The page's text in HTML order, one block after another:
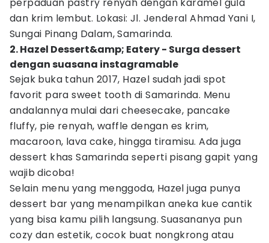
dan krim lembut. Lokasi: Jl. Jenderal Ahmad Yani I,
Sungai Pinang Dalam, Samarinda.
2. Hazel Dessert&amp; Eatery - Surga dessert
dengan suasana instagramable
Sejak buka tahun 2017, Hazel sudah jadi spot
favorit para sweet tooth di Samarinda. Menu
andalannya mulai dari cheesecake, pancake
fluffy, pie renyah, waffle dengan es krim,
macaroon, lava cake, hingga tiramisu. Ada juga
dessert khas Samarinda seperti pisang gapit yang
wajib dicoba!
Selain menu yang menggoda, Hazel juga punya
dessert bar yang menampilkan aneka kue cantik
yang bisa kamu pilih langsung. Suasananya pun
cozy dan estetik, cocok buat nongkrong atau